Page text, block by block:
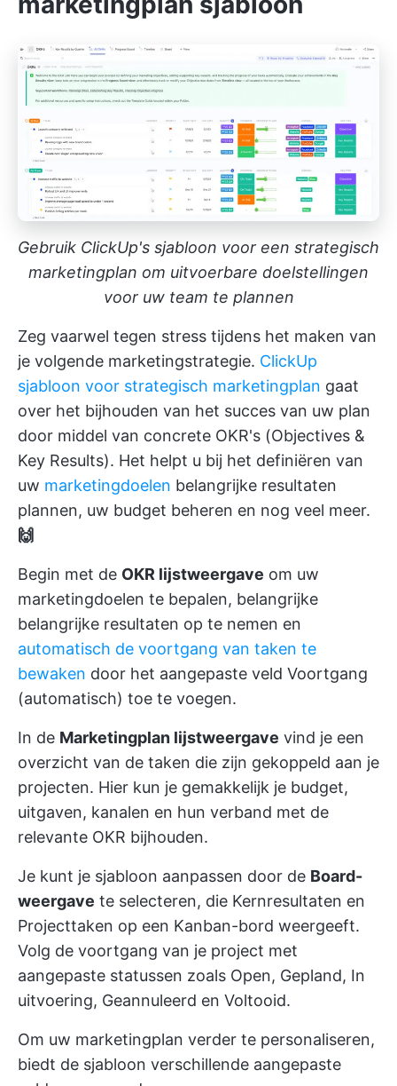
Gebruik ClickUp's sjabloon voor een strategisch
marketingplan om uitvoerbare doelstellingen
voor uw team te plannen
Zeg vaarwel tegen stress tijdens het maken van
je volgende marketingstrategie. ClickUp
sjabloon voor strategisch marketingplan gaat
over het bijhouden van het succes van uw plan
door middel van concrete OKR's (Objectives &
Key Results). Het helpt u bij het definiëren van
uw marketingdoelen belangrijke resultaten
plannen, uw budget beheren en nog veel meer.
🙌
Begin met de OKR lijstweergave om uw
marketingdoelen te bepalen, belangrijke
belangrijke resultaten op te nemen en
automatisch de voortgang van taken te
bewaken door het aangepaste veld Voortgang
(automatisch) toe te voegen.
In de Marketingplan lijstweergave vind je een
overzicht van de taken die zijn gekoppeld aan je
projecten. Hier kun je gemakkelijk je budget,
uitgaven, kanalen en hun verband met de
relevante OKR bijhouden.
Je kunt je sjabloon aanpassen door de Board-
weergave te selecteren, die Kernresultaten en
Projecttaken op een Kanban-bord weergeeft.
Volg de voortgang van je project met
aangepaste statussen zoals Open, Gepland, In
uitvoering, Geannuleerd en Voltooid.
Om uw marketingplan verder te personaliseren,
biedt de sjabloon verschillende aangepaste